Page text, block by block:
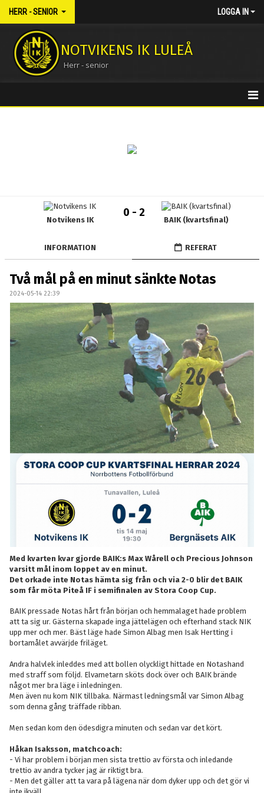
HERR - SENIOR LOGGA IN
NOTVIKENS IK LULEÅ
Herr - senior
BILDGALLERI
DOKUMENT
KONTAKT
SKYTTELIGOR
MATCHFAKTA
Notvikens IK
0 - 2
BAIK (kvartsfinal)
INFORMATION REFERAT
Två mål på en minut sänkte Notas
2024-05-14 22:39
Med kvarten kvar gjorde BAIK:s Max Wårell och Precious Johnson
varsitt mål inom loppet av en minut.
Det orkade inte Notas hämta sig från och via 2-0 blir det BAIK
som får möta Piteå IF i semifinalen av Stora Coop Cup.
BAIK pressade Notas hårt från början och hemmalaget hade problem
att ta sig ur. Gästerna skapade inga jättelägen och efterhand stack NIK
upp mer och mer. Bäst läge hade Simon Albag men Isak Hertting i
bortamålet avvärjde friläget.
Andra halvlek inleddes med att bollen olyckligt hittade en Notashand
med straff som följd. Elvametarn sköts dock över och BAIK brände
något mer bra läge i inledningen.
Men även nu kom NIK tillbaka. Närmast ledningsmål var Simon Albag
som denna gång träffade ribban.
Men sedan kom den ödesdigra minuten och sedan var det kört.
Håkan Isaksson, matchcoach:
- Vi har problem i början men sista trettio av första och inledande
trettio av andra tycker jag är riktigt bra.
- Men det gäller att ta vara på lägena när dom dyker upp och det gör vi